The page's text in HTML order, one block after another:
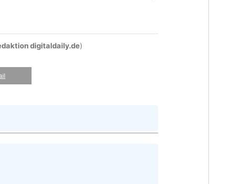
digitaldaily.de)